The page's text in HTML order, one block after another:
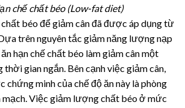
chế chất béo (Low-fat diet)
chất béo để giảm cân đã được áp dụng từ
trên nguyên tắc giảm năng lượng nạp
hạn chế chất béo làm giảm cân một
thời gian ngắn. Bên cạnh việc giảm cân,
minh của chế độ ăn này là phòng
mạch. Việc giảm lượng chất béo ở mức